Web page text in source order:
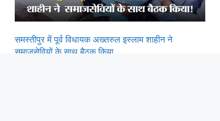
समस्तीपुर में पूर्व विधायक अख्तरुल इस्लाम शाहीन ने
समाजसेवियों के साथ बैठक किया.